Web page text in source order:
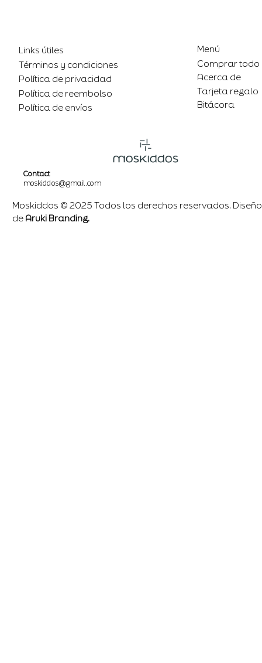
Links útiles
Términos y condiciones
Política de privacidad
Política de reembolso
Política de envíos
Menú
Comprar todo
Acerca de
Tarjeta regalo
Bitácora
Contact
moskiddos@gmail.com
Moskiddos © 2025 Todos los derechos reservados. Diseño
de Aruki Branding.